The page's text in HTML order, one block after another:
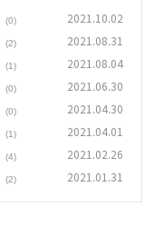
(0) 2021.10.02
(2) 2021.08.31
(1) 2021.08.04
(0) 2021.06.30
(0) 2021.04.30
(1) 2021.04.01
(4) 2021.02.26
(2) 2021.01.31